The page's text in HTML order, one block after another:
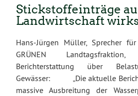
Stickstoffeinträge
Landwirtschaft
Hans-Jürgen Müller, Sprecher
GRÜNEN
Berichterstattung über
Gewässer: „Die aktuelle
massive Ausbreitung der